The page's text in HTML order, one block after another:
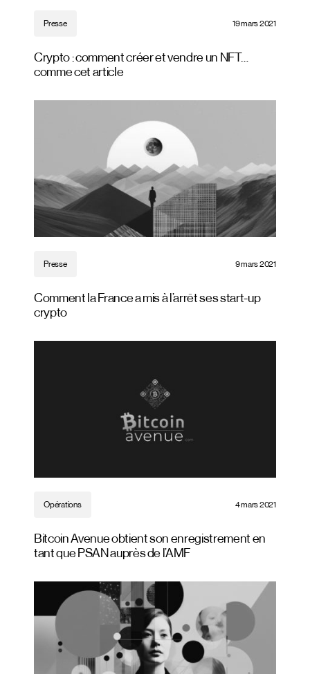
Presse 19 mars 2021
Crypto : comment créer et vendre un NFT…
comme cet article
Presse 9 mars 2021
Comment la France a mis à l’arrêt ses start-up
crypto
Opérations 4 mars 2021
Bitcoin Avenue obtient son enregistrement en
tant que PSAN auprès de l’AMF